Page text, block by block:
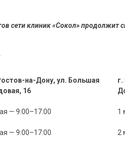
сети клиник «Сокол» продолжит
на-Дону, ул. Большая
16
— 9:00–17:00
— 9:00–17:00
1
2